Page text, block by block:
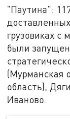
"Паутина":
грузовиках с
были
(Мурманская
область),
Иваново.